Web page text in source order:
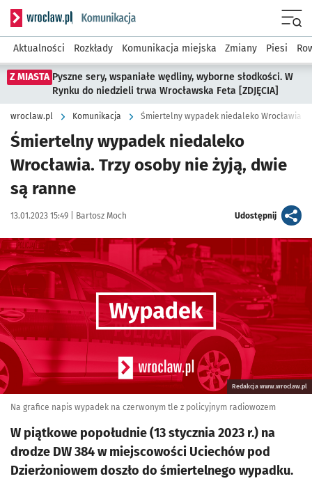
Serwis informacyjny wroclaw.pl podserwis: Komunikacja
Aktualności Rozkłady Komunikacja miejska Zmiany Piesi
Z MIASTA Pyszne sery, wspaniałe wędliny, wyborne słodkości. W
Rynku do niedzieli trwa Wrocławska Feta [ZDJĘCIA]
wroclaw.pl Komunikacja Śmiertelny wypadek niedaleko Wrocławia.
Śmiertelny wypadek niedaleko
Wrocławia. Trzy osoby nie żyją, dwie
są ranne
Data publikacji:
13.01.2023 15:49 | Autor:
Bartosz Moch Udostępnijartykuł
Kliknij, aby powiększyć
Redakcja www.wroclaw.pl
Na grafice napis wypadek na czerwonym tle z policyjnym radiowozem
W piątkowe popołudnie (13 stycznia 2023 r.) na
drodze DW 384 w miejscowości Uciechów pod
Dzierżoniowem doszło do śmiertelnego wypadku.